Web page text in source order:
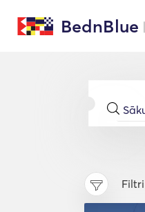
BednBlue
Filtri